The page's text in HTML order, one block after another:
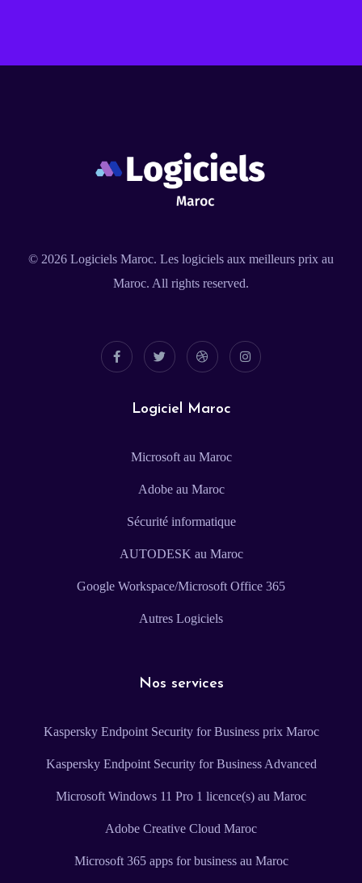
© 2026 Logiciels Maroc. Les logiciels aux meilleurs prix au
Maroc. All rights reserved.
Logiciel Maroc
Microsoft au Maroc
Adobe au Maroc
Sécurité informatique
AUTODESK au Maroc
Google Workspace/Microsoft Office 365
Autres Logiciels
Nos services
Kaspersky Endpoint Security for Business prix Maroc
Kaspersky Endpoint Security for Business Advanced
Microsoft Windows 11 Pro 1 licence(s) au Maroc
Adobe Creative Cloud Maroc
Microsoft 365 apps for business au Maroc